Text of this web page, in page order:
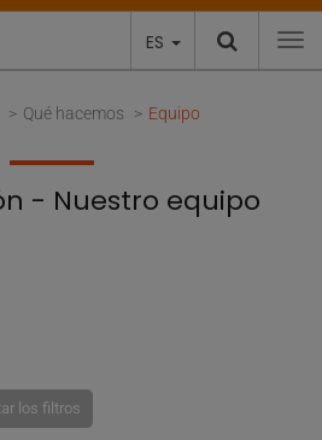
ES
Qué hacemos Equipo
- Nuestro equipo
los filtros